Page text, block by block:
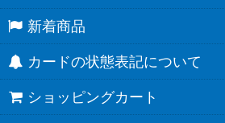
新着商品
カードの状態表記について
ショッピングカート